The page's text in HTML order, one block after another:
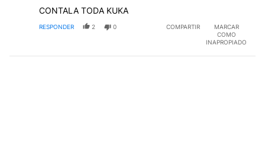
CONTALA TODA KUKA
RESPONDER 2 0 COMPARTIR
MARCAR
COMO
INAPROPIADO